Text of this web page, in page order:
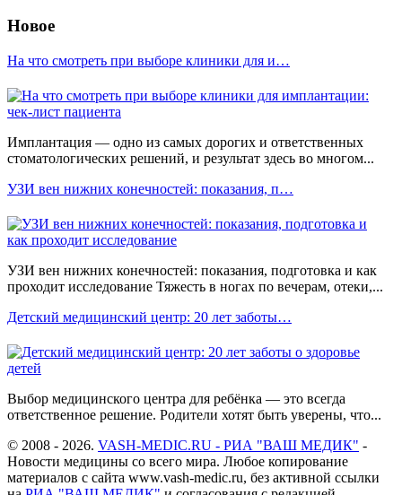
Новое
На что смотреть при выборе клиники для и…
Имплантация — одно из самых дорогих и ответственных
стоматологических решений, и результат здесь во многом...
УЗИ вен нижних конечностей: показания, п…
УЗИ вен нижних конечностей: показания, подготовка и как
проходит исследование Тяжесть в ногах по вечерам, отеки,...
Детский медицинский центр: 20 лет заботы…
Выбор медицинского центра для ребёнка — это всегда
ответственное решение. Родители хотят быть уверены, что...
© 2008 - 2026. VASH-MEDIC.RU - РИА "ВАШ МЕДИК" -
Новости медицины со всего мира. Любое копирование
материалов с сайта www.vash-medic.ru, без активной ссылки